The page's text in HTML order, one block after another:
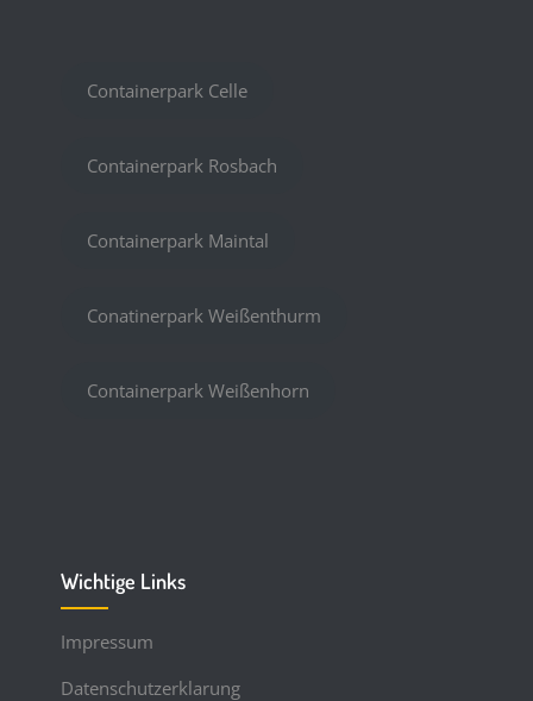
Containerpark Celle
Containerpark Rosbach
Containerpark Maintal
Conatinerpark Weißenthurm
Containerpark Weißenhorn
Wichtige Links
Impressum
Datenschutzerklarung